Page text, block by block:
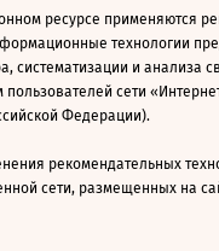
ресурсе применяются
технологии
систематизации и анализа
пользователей сети
Федерации).
рекомендательных
сети, размещенных на